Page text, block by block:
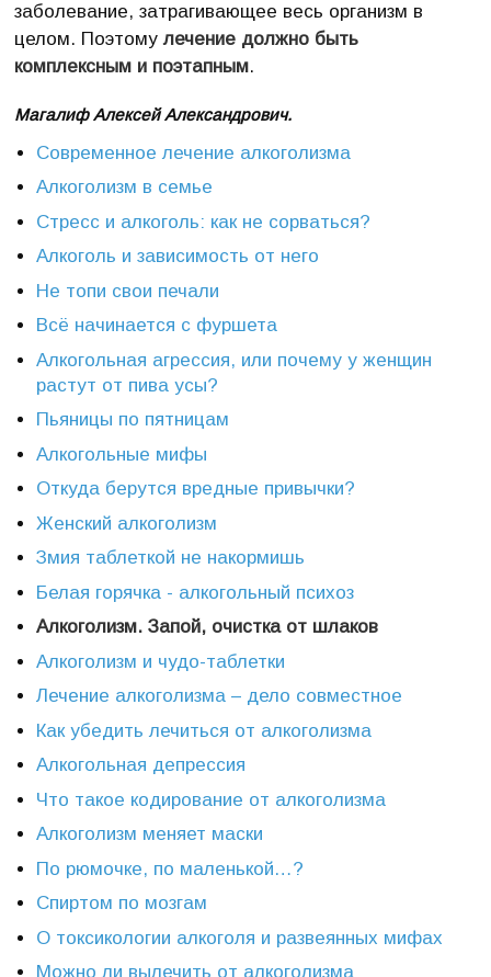
заболевание, затрагивающее весь организм в
целом. Поэтомулечение должно быть
комплексным и поэтапным.
Магалиф Алексей Александрович.
Современное лечение алкоголизма
Алкоголизм в семье
Стресс и алкоголь: как не сорваться?
Алкоголь и зависимость от него
Не топи свои печали
Всё начинается с фуршета
Алкогольная агрессия, или почему у женщин
растут от пива усы?
Пьяницы по пятницам
Алкогольные мифы
Откуда берутся вредные привычки?
Женский алкоголизм
Змия таблеткой не накормишь
Белая горячка - алкогольный психоз
Алкоголизм. Запой, очистка от шлаков
Алкоголизм и чудо-таблетки
Лечение алкоголизма – дело совместное
Как убедить лечиться от алкоголизма
Алкогольная депрессия
Что такое кодирование от алкоголизма
Алкоголизм меняет маски
По рюмочке, по маленькой…?
Спиртом по мозгам
О токсикологии алкоголя и развеянных мифах
Можно ли вылечить от алкоголизма